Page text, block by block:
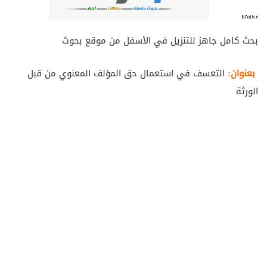
بحث كامل جاهز للتنزيل في الأسفل من موقع بحوث
بعنوان: التعسف في استعمال حق المؤلف المعنوي من قبل
الورثة